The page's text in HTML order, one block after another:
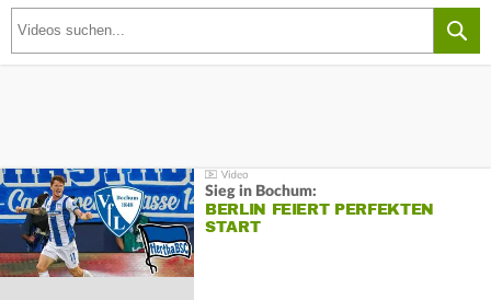
Sieg in Bochum:
BERLIN FEIERT PERFEKTEN
START